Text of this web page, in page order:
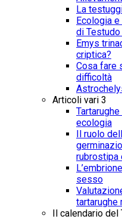
La
Ecologia
di Testudo
Emys
criptica?
Cosa fare
difficoltà
Articoli vari 3
ecologia
Il ruolo
rubrostipa
sesso
tartarughe
Il calendario del